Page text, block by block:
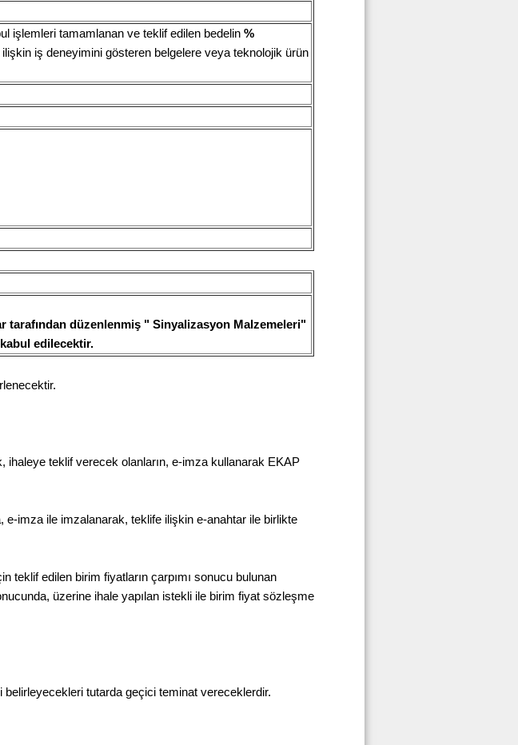
işlemleri tamamlanan ve teklif edilen bedelin %
iş deneyimini gösteren belgelere veya teknolojik ürün
tarafından düzenlenmiş " Sinyalizasyon Malzemeleri"
edilecektir.
ihaleye teklif verecek olanların, e-imza kullanarak EKAP
e-imza ile imzalanarak, teklife ilişkin e-anahtar ile birlikte
teklif edilen birim fiyatların çarpımı sonucu bulunan
üzerine ihale yapılan istekli ile birim fiyat sözleşme
tutarda geçici teminat vereceklerdir.